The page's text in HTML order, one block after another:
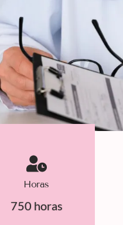
Horas
750 horas